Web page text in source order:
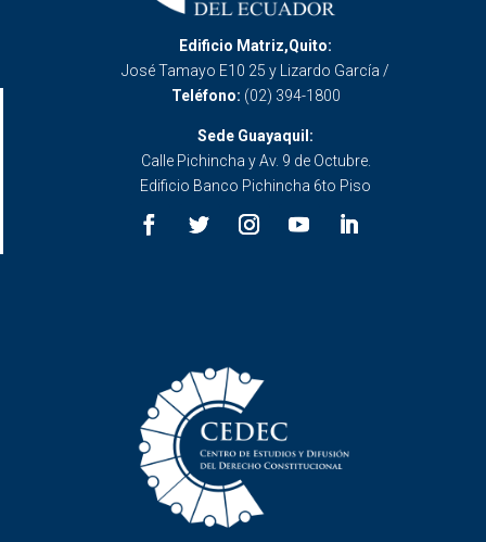
Edificio Matriz,Quito:
José Tamayo E10 25 y Lizardo García /
Teléfono: (02) 394-1800
Sede Guayaquil:
Calle Pichincha y Av. 9 de Octubre.
Edificio Banco Pichincha 6to Piso